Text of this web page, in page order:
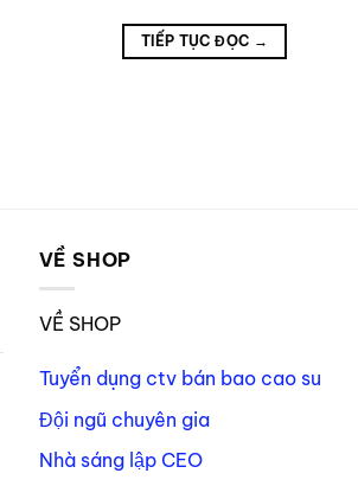
TIẾP TỤC ĐỌC →
VỀ SHOP
VỀ SHOP
Tuyển dụng ctv bán bao cao su
Đội ngũ chuyên gia
Nhà sáng lập CEO